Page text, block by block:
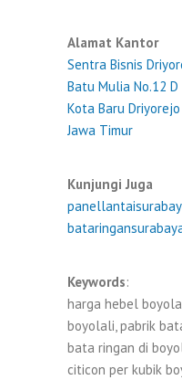
Alamat Kantor
Sentra Bisnis
Batu Mulia No.12 D
Kota Baru
Jawa Timur
Kunjungi Juga
Keywords:
harga hebel
boyolali, pabrik
bata ringan di
citicon per kubik